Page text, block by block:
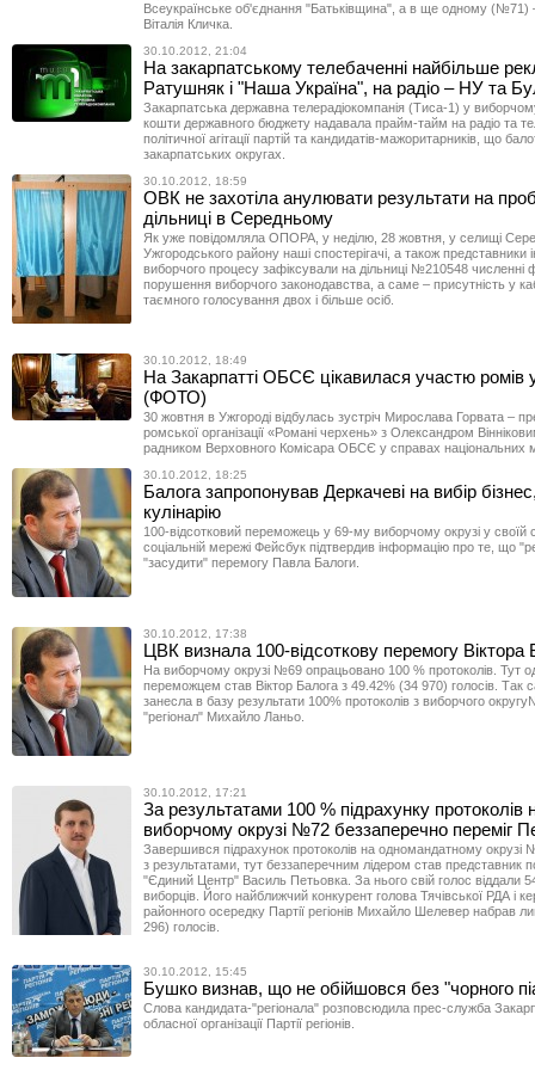
Всеукраїнське об'єднання "Батьківщина", а в ще одному
Віталія Кличка.
30.10.2012, 21:04
На закарпатському телебаченні найбільше
Ратушняк і "Наша Україна", на радіо – НУ та
Закарпатська державна телерадіокомпанія (Тиса-1) у
кошти державного бюджету надавала прайм-тайм на радіо та
політичної агітації партій та кандидатів-мажоритарників, що
закарпатських округах.
30.10.2012, 18:59
ОВК не захотіла анулювати результати на
дільниці в Середньому
Як уже повідомляла ОПОРА, у неділю, 28 жовтня, у селищі
Ужгородського району наші спостерігачі, а також представники
виборчого процесу зафіксували на дільниці №210548 численні
порушення виборчого законодавства, а саме – присутність у
таємного голосування двох і більше осіб.
30.10.2012, 18:49
На Закарпатті ОБСЄ цікавилася участю ромів
(ФОТО)
30 жовтня в Ужгороді відбулась зустріч Мирослава Горвата –
ромської організації «Романі черхень» з Олександром
радником Верховного Комісара ОБСЄ у справах національних
30.10.2012, 18:25
Балога запропонував Деркачеві на вибір
кулінарію
100-відсотковий переможець у 69-му виборчому окрузі у своїй
соціальній мережі Фейсбук підтвердив інформацію про те, що
"засудити" перемогу Павла Балоги.
30.10.2012, 17:38
ЦВК визнала 100-відсоткову перемогу Віктора
На виборчому окрузі №69 опрацьовано 100 % протоколів. Тут
переможцем став Віктор Балога з 49.42% (34 970) голосів. Так
занесла в базу результати 100% протоколів з виборчого
"регіонал" Михайло Ланьо.
30.10.2012, 17:21
За результатами 100 % підрахунку протоколів
виборчому окрузі №72 беззаперечно переміг
Завершився підрахунок протоколів на одномандатному окрузі
з результатами, тут беззаперечним лідером став представник
"Єдиний Центр" Василь Петьовка. За нього свій голос віддали
виборців. Його найближчий конкурент голова Тячівської РДА і
районного осередку Партії регіонів Михайло Шелевер набрав
296) голосів.
30.10.2012, 15:45
Бушко визнав, що не обійшовся без "чорного
Слова кандидата-"регіонала" розповсюдила прес-служба
обласної організації Партії регіонів.